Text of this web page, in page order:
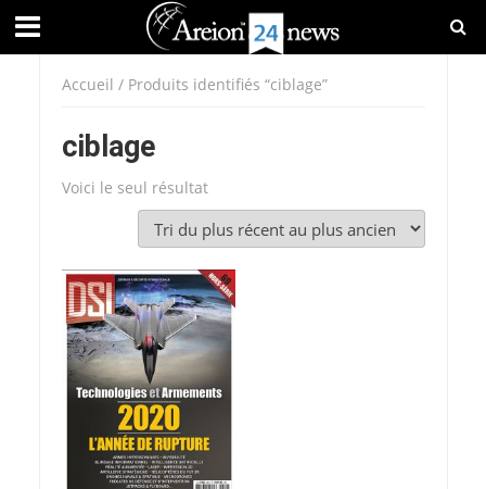
Accueil / Produits identifiés “ciblage”
ciblage
Voici le seul résultat